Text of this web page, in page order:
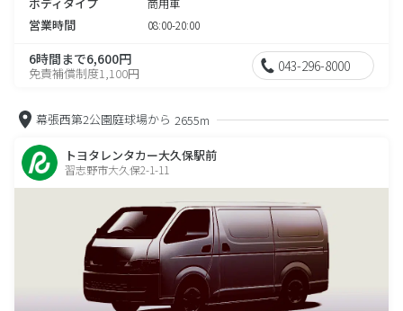
商用車
営業時間 08:00-20:00
6時間まで6,600円
免責補償制度1,100円 043-296-8000
幕張西第2公園庭球場から 2655m
トヨタレンタカー大久保駅前
習志野市大久保2-1-11